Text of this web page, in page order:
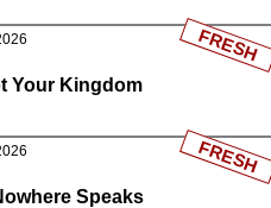
Your Kingdom
FRESH
Speaks
FRESH